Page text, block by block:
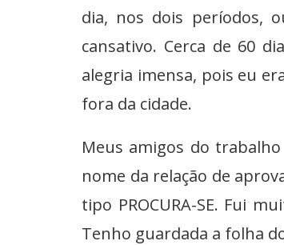
dia, nos dois períodos,
cansativo. Cerca de 60
alegria imensa, pois eu
fora da cidade.
Meus amigos do
nome da relação de
tipo PROCURA-SE. Fui
Tenho guardada a folha